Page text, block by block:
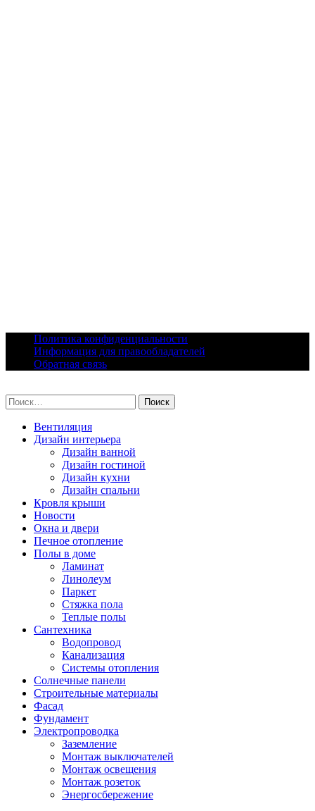
content
Политика конфиденциальности
Информация для правообладателей
Обратная связь
Найти:
Вентиляция
Дизайн интерьера
Дизайн ванной
Дизайн гостиной
Дизайн кухни
Дизайн спальни
Кровля крыши
Новости
Окна и двери
Печное отопление
Полы в доме
Ламинат
Линолеум
Паркет
Стяжка пола
Теплые полы
Сантехника
Водопровод
Канализация
Системы отопления
Солнечные панели
Строительные материалы
Фасад
Фундамент
Электропроводка
Заземление
Монтаж выключателей
Монтаж освещения
Монтаж розеток
Энергосбережение